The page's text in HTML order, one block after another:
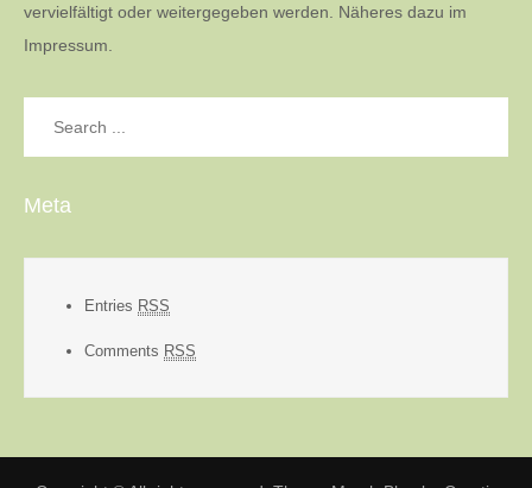
vervielfältigt oder weitergegeben werden. Näheres dazu im
Impressum.
Meta
Entries RSS
Comments RSS